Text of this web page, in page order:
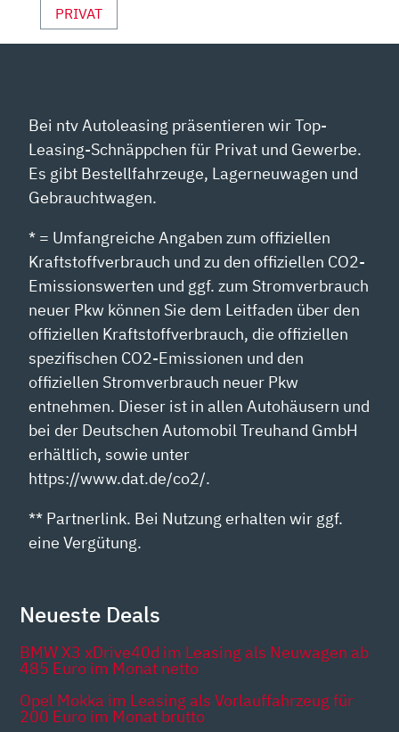
OUTUBE A
NZEIGEN
PRIVAT
Bei ntv Autoleasing präsentieren wir Top-
Leasing-Schnäppchen für Privat und Gewerbe.
Es gibt Bestellfahrzeuge, Lagerneuwagen und
Gebrauchtwagen.
* = Umfangreiche Angaben zum offiziellen
Kraftstoffverbrauch und zu den offiziellen CO2-
Emissionswerten und ggf. zum Stromverbrauch
neuer Pkw können Sie dem Leitfaden über den
offiziellen Kraftstoffverbrauch, die offiziellen
spezifischen CO2-Emissionen und den
offiziellen Stromverbrauch neuer Pkw
entnehmen. Dieser ist in allen Autohäusern und
bei der Deutschen Automobil Treuhand GmbH
erhältlich, sowie unter
https://www.dat.de/co2/.
** Partnerlink. Bei Nutzung erhalten wir ggf.
eine Vergütung.
Neueste Deals
BMW X3 xDrive40d im Leasing als Neuwagen ab
485 Euro im Monat netto
Opel Mokka im Leasing als Vorlauffahrzeug für
200 Euro im Monat brutto